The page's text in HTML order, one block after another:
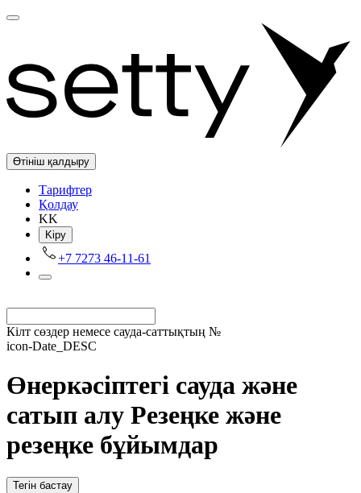
Өтініш қалдыру
Tарифтер
Қолдау
KK
Kіру
+7 7273 46-11-61
Кілт сөздер немесе сауда-саттықтың №
icon-Date_DESC
Өнеркәсіптегі сауда және
сатып алу Резеңке және
резеңке бұйымдар
Тегін бастау